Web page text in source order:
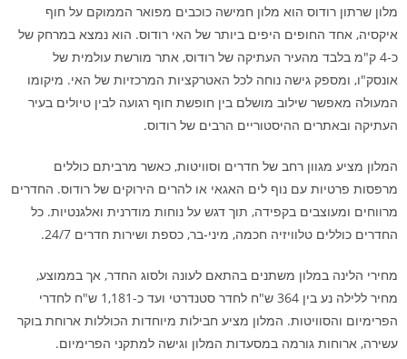
מלון שרתון רודוס הוא מלון חמישה כוכבים מפואר הממוקם על חוף
איקסיה, אחד החופים היפים ביותר של האי רודוס. הוא נמצא במרחק של
כ-4 ק"מ בלבד מהעיר העתיקה של רודוס, אתר מורשת עולמית של
אונסק"ו, ומספק גישה נוחה לכל האטרקציות המרכזיות של האי. מיקומו
המעולה מאפשר שילוב מושלם בין חופשת חוף רגועה לבין טיולים בעיר
העתיקה ובאתרים ההיסטוריים הרבים של רודוס.
המלון מציע מגוון רחב של חדרים וסוויטות, כאשר מרביתם כוללים
מרפסות פרטיות עם נוף לים האגאי או להרים הירוקים של רודוס. החדרים
מרווחים ומעוצבים בקפידה, תוך דגש על נוחות מודרנית ואלגנטיות. כל
החדרים כוללים טלוויזיה חכמה, מיני-בר, כספת ושירות חדרים 24/7.
מחירי הלינה במלון משתנים בהתאם לעונה ולסוג החדר, אך בממוצע,
מחיר ללילה נע בין 364 ש"ח לחדר סטנדרטי ועד כ-1,181 ש"ח לחדרי
הפרימיום והסוויטות. המלון מציע חבילות מיוחדות הכוללות ארוחת בוקר
עשירה, ארוחות גורמה במסעדות המלון וגישה למתקני הפרימיום.